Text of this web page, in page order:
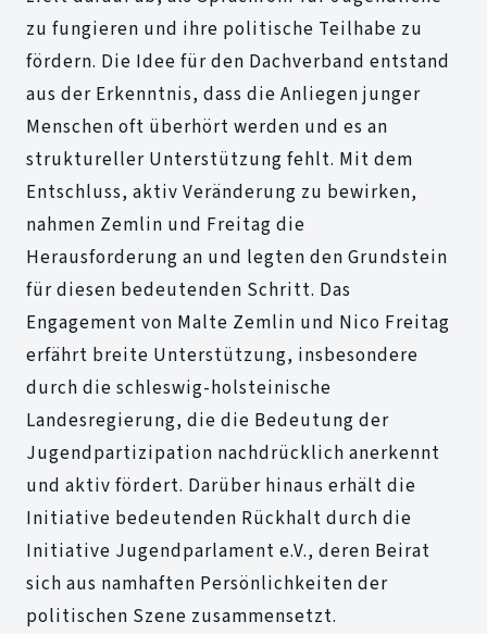
zu fungieren und ihre politische Teilhabe zu
fördern. Die Idee für den Dachverband entstand
aus der Erkenntnis, dass die Anliegen junger
Menschen oft überhört werden und es an
struktureller Unterstützung fehlt. Mit dem
Entschluss, aktiv Veränderung zu bewirken,
nahmen Zemlin und Freitag die
Herausforderung an und legten den Grundstein
für diesen bedeutenden Schritt. Das
Engagement von Malte Zemlin und Nico Freitag
erfährt breite Unterstützung, insbesondere
durch die schleswig-holsteinische
Landesregierung, die die Bedeutung der
Jugendpartizipation nachdrücklich anerkennt
und aktiv fördert. Darüber hinaus erhält die
Initiative bedeutenden Rückhalt durch die
Initiative Jugendparlament e.V., deren Beirat
sich aus namhaften Persönlichkeiten der
politischen Szene zusammensetzt.